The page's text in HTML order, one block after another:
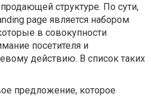
структуре. По сути,
page является набором
в совокупности
посетителя и
действию. В список таких
предложение, которое